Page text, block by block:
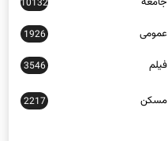
10132
عمومی 1926
فیلم 3546
مسکن 2217